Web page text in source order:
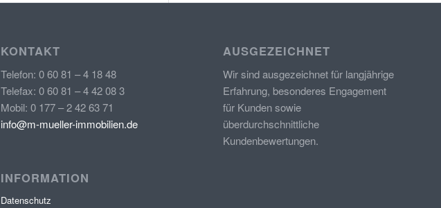
KONTAKT
Telefon: 0 60 81 – 4 18 48
Telefax: 0 60 81 – 4 42 08 3
Mobil: 0 177 – 2 42 63 71
info@m-mueller-immobilien.de
INFORMATION
Datenschutz
AUSGEZEICHNET
Wir sind ausgezeichnet für langjährige
Erfahrung, besonderes Engagement
für Kunden sowie
überdurchschnittliche
Kundenbewertungen.